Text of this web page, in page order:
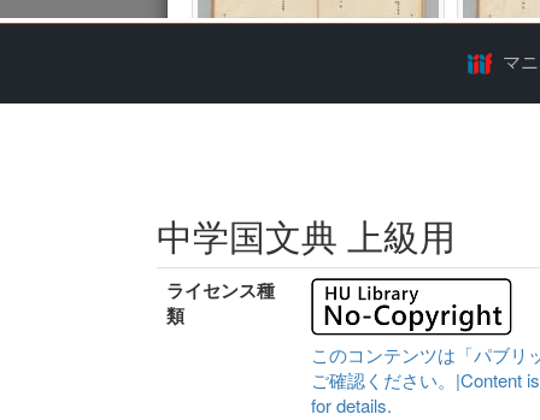
マ
中学国文典 上級用
ライセンス種
類
このコンテンツは「パブリ
ご確認ください。|Content
for details.